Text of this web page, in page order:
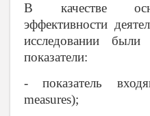
В качестве
эффективности
исследовании
показатели:
- показатель
measures);